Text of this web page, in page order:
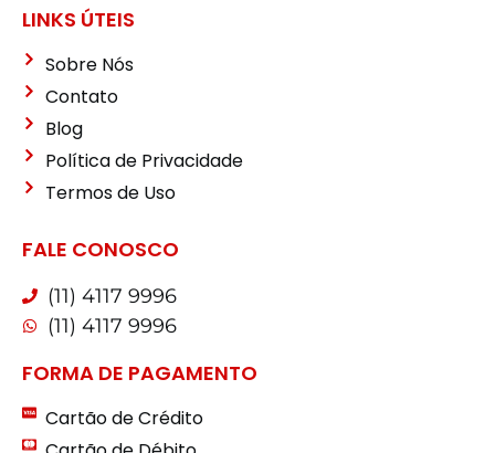
LINKS ÚTEIS
Sobre Nós
Contato
Blog
Política de Privacidade
Termos de Uso
FALE CONOSCO
(11) 4117 9996
(11) 4117 9996
FORMA DE PAGAMENTO
Cartão de Crédito